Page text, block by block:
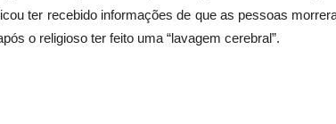
ter recebido informações de que as pessoas
o religioso ter feito uma “lavagem cerebral”.